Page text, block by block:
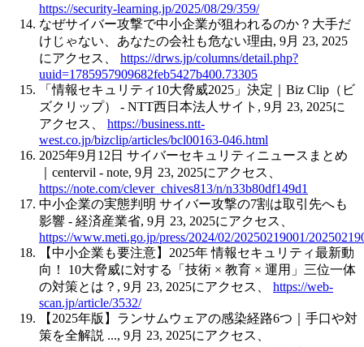
https://security-learning.jp/2025/08/29/359/
なぜサイバー攻撃で中小企業が狙われるのか？大手だ
けじゃない、あなたの会社も危ない理由, 9月 23, 2025
にアクセス、 https://drws.jp/columns/detail.php?
uuid=1785957909682feb5427b400.73305
「情報セキュリティ10大脅威2025」決定｜Biz Clip（ビ
ズクリップ） - NTT西日本法人サイト, 9月 23, 2025に
アクセス、 https://business.ntt-
west.co.jp/bizclip/articles/bcl00163-046.html
2025年9月12日 サイバーセキュリティニュースまとめ
｜centervil - note, 9月 23, 2025にアクセス、
https://note.com/clever_chives813/n/n33b80df149d1
中小企業の実態判明 サイバー攻撃の7割は取引先へも
影響 - 経済産業省, 9月 23, 2025にアクセス、
https://www.meti.go.jp/press/2024/02/20250219001/
【中小企業も要注意】2025年 情報セキュリティ最新動
向！ 10大脅威に対する「技術 × 教育 × 運用」三位一体
の対策とは？, 9月 23, 2025にアクセス、 https://web-
scan.jp/article/3532/
【2025年版】ランサムウェアの感染経路6つ｜手口や対
策を全解説 ..., 9月 23, 2025にアクセス、